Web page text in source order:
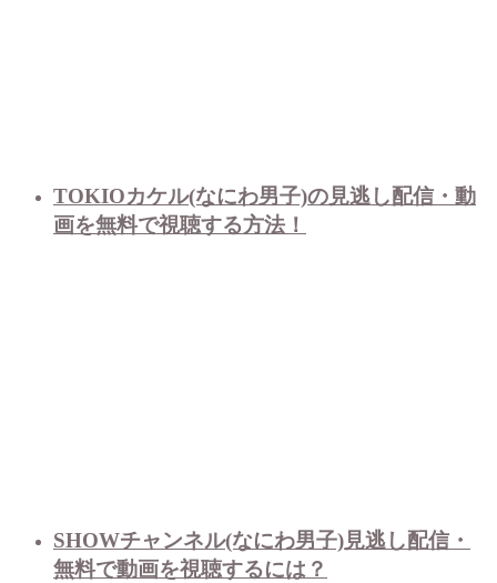
TOKIOカケル(なにわ男子)の見逃し配信・動
画を無料で視聴する方法！
SHOWチャンネル(なにわ男子)見逃し配信・
無料で動画を視聴するには？